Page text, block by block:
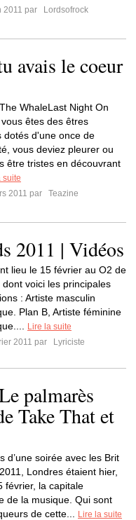
2011 par
Lordsofrock
avais le coeur
WhaleLast Night On
êtes des êtres
dotés d'une once de
vous deviez pleurer ou
être tristes en découvrant
suite
2011 par
Teazine
2011 | Vidéos
lieu le 15 février au O2 de
dont voici les principales
: Artiste masculin
Plan B, Artiste féminine
Lire la suite
2011 par
Lyriciste
palmarès
Take That et
d’une soirée avec les Brit
Londres étaient hier,
février, la capitale
de la musique. Qui sont
de cette...
Lire la suite